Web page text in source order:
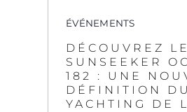
ÉVÉNEMENTS
DÉCOUVREZ LE
SUNSEEKER
182 : UNE
DÉFINITION DU
YACHTING DE